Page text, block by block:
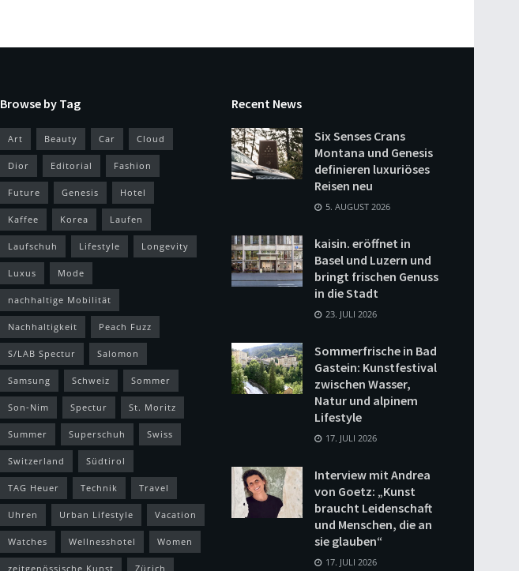
Browse by Tag
Art Beauty Car Cloud
Dior Editorial Fashion
Future Genesis Hotel
Kaffee Korea Laufen
Laufschuh Lifestyle Longevity
Luxus Mode
nachhaltige Mobilität
Nachhaltigkeit Peach Fuzz
S/LAB Spectur Salomon
Samsung Schweiz Sommer
Son-Nim Spectur St. Moritz
Summer Superschuh Swiss
Switzerland Südtirol
TAG Heuer Technik Travel
Uhren Urban Lifestyle Vacation
Watches Wellnesshotel Women
zeitgenössische Kunst Zürich
Recent News
Six Senses Crans
Montana und Genesis
definieren luxuriöses
Reisen neu
5. AUGUST 2026
kaisin. eröffnet in
Basel und Luzern und
bringt frischen Genuss
in die Stadt
23. JULI 2026
Sommerfrische in Bad
Gastein: Kunstfestival
zwischen Wasser,
Natur und alpinem
Lifestyle
17. JULI 2026
Interview mit Andrea
von Goetz: „Kunst
braucht Leidenschaft
und Menschen, die an
sie glauben“
17. JULI 2026